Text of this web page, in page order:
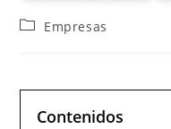
Empresas
Contenidos